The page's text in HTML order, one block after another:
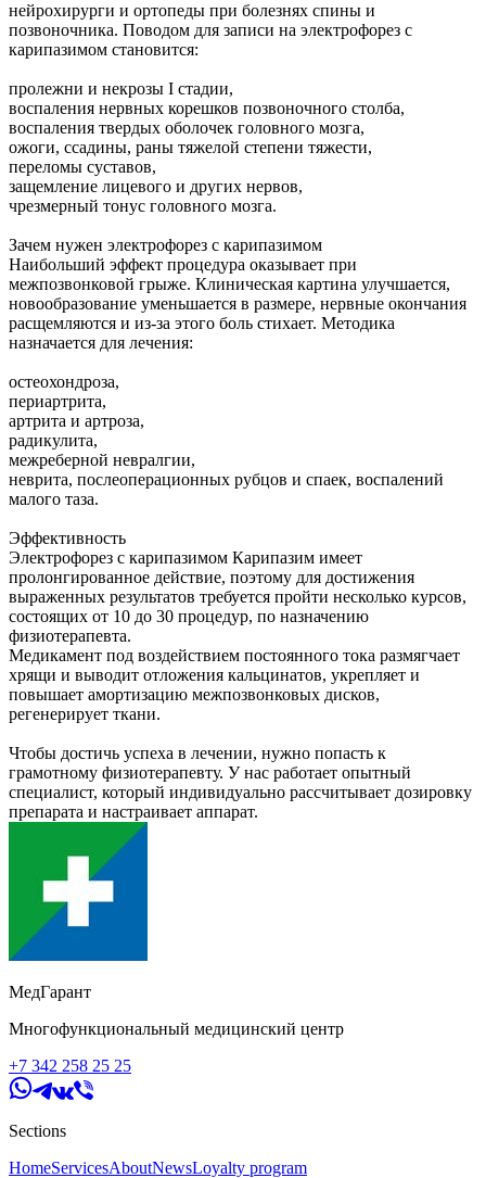
нейрохирурги и ортопеды при болезнях спины и
позвоночника. Поводом для записи на электрофорез с
карипазимом становится:
пролежни и некрозы I стадии,
воспаления нервных корешков позвоночного столба,
воспаления твердых оболочек головного мозга,
ожоги, ссадины, раны тяжелой степени тяжести,
переломы суставов,
защемление лицевого и других нервов,
чрезмерный тонус головного мозга.
Зачем нужен электрофорез с карипазимом
Наибольший эффект процедура оказывает при
межпозвонковой грыже. Клиническая картина улучшается,
новообразование уменьшается в размере, нервные окончания
расщемляются и из-за этого боль стихает. Методика
назначается для лечения:
остеохондроза,
периартрита,
артрита и артроза,
радикулита,
межреберной невралгии,
неврита, послеоперационных рубцов и спаек, воспалений
малого таза.
Эффективность
Электрофорез с карипазимом Карипазим имеет
пролонгированное действие, поэтому для достижения
выраженных результатов требуется пройти несколько курсов,
состоящих от 10 до 30 процедур, по назначению
физиотерапевта.
Медикамент под воздействием постоянного тока размягчает
хрящи и выводит отложения кальцинатов, укрепляет и
повышает амортизацию межпозвонковых дисков,
регенерирует ткани.
Чтобы достичь успеха в лечении, нужно попасть к
грамотному физиотерапевту. У нас работает опытный
специалист, который индивидуально рассчитывает дозировку
препарата и настраивает аппарат.
МедГарант
Многофункциональный медицинский центр
+7 342 258 25 25
Sections
HomeServicesAboutNewsLoyalty program